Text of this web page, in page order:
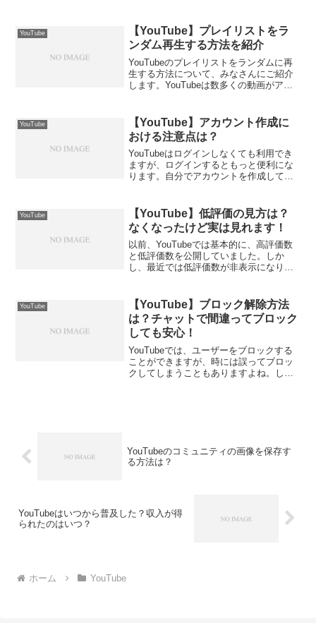
YouTubeでクロームキャストが繋がらな
い場合の対処...
YouTube
【YouTube】プレイリストをラ
ンダム再生する方法を紹介
YouTubeのプレイリストをランダムに再
生する方法について、みなさんにご紹介
します。YouTubeは数多くの動画がアッ
むことができます。しかし、いつも同じ
順番で再生す...
YouTube
【YouTube】アカウント作成に
おける注意点は？
YouTubeはログインしなくても利用でき
ますが、ログインするともっと便利にな
ります。自分でアカウントを作成して動
す。この記事では、YouTubeのアカウン
ト作成における...
YouTube
【YouTube】低評価の見方は？
なくなったけど実は見れます！
以前、YouTubeでは基本的に、高評価数
と低評価数を公開していました。しか
し、最近では低評価数が非表示になりま
す！今回の記事では、YouTube動画につ
いた低評価数の見...
YouTube
【YouTube】ブロック解除方法
は？チャットで間違ってブロック
しても安心！
YouTubeでは、ユーザーをブロックする
ことができますが、時には誤ってブロッ
クしてしまうこともありますよね。しか
YouTubeのコミュニティの画像を保存す
る方法は？
YouTubeはいつから普及した？収入が得
られたのはいつ？
ホーム YouTube